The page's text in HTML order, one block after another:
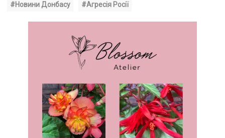
#Новини Донбасу #Агресія Росії